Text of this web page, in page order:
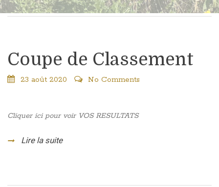
Coupe de Classement
23 août 2020 No Comments
Cliquer ici pour voir VOS RESULTATS
Lire la suite